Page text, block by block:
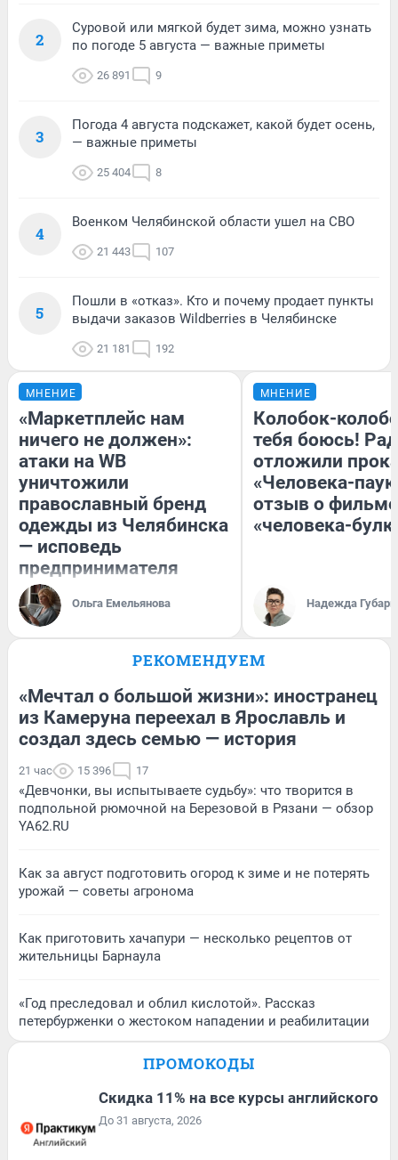
2
Суровой или мягкой будет зима, можно узнать
по погоде 5 августа — важные приметы
26 891 9
3
Погода 4 августа подскажет, какой будет осень,
— важные приметы
25 404 8
4
Военком Челябинской области ушел на СВО
21 443 107
5
Пошли в «отказ». Кто и почему продает пункты
выдачи заказов Wildberries в Челябинске
21 181 192
МНЕНИЕ
«Маркетплейс нам
ничего не должен»:
атаки на WB
уничтожили
православный бренд
одежды из Челябинска
— исповедь
предпринимателя
Ольга Емельянова
МНЕНИЕ
Колобок-
тебя боюсь!
отложили
«Человека-
отзыв о
«человека-
Надежда Губарь
РЕКОМЕНДУЕМ
«Мечтал о большой жизни»: иностранец
из Камеруна переехал в Ярославль и
создал здесь семью — история
21 час 15 396 17
«Девчонки, вы испытываете судьбу»: что творится в
подпольной рюмочной на Березовой в Рязани — обзор
YA62.RU
Как за август подготовить огород к зиме и не потерять
урожай — советы агронома
Как приготовить хачапури — несколько рецептов от
жительницы Барнаула
«Год преследовал и облил кислотой». Рассказ
петербурженки о жестоком нападении и реабилитации
ПРОМОКОДЫ
Скидка 11% на все курсы английского
До 31 августа, 2026